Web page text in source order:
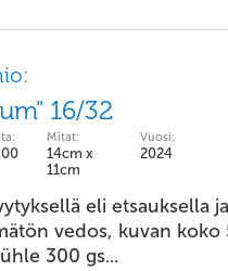
16/32
Mitat:
14cm x
11cm
Vuosi:
2024
eli etsauksella
vedos, kuvan koko
300 gs...